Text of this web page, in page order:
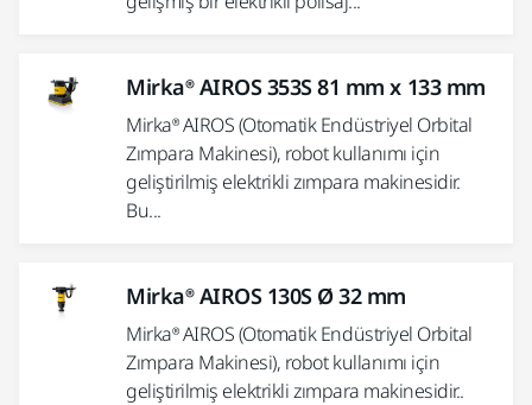
Mirka® AIROS 353S 81 mm x 133 mm
Mirka® AIROS (Otomatik Endüstriyel Orbital
Zımpara Makinesi), robot kullanımı için
geliştirilmiş elektrikli zımpara makinesidir.
Bu...
Mirka® AIROS 130S Ø 32 mm
Mirka® AIROS (Otomatik Endüstriyel Orbital
Zımpara Makinesi), robot kullanımı için
geliştirilmiş elektrikli zımpara makinesidir..